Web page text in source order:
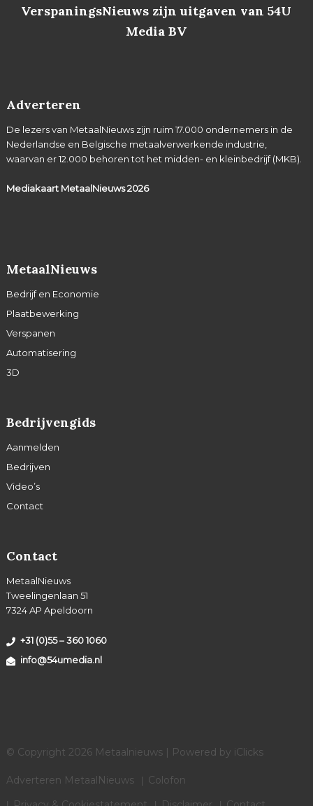
VerspaningsNieuws zijn uitgaven van 54U
Media BV
Adverteren
De lezers van MetaalNieuws zijn ruim 17.000 ondernemers in de
Nederlandse en Belgische metaalverwerkende industrie,
waarvan er 12.000 behoren tot het midden- en kleinbedrijf (MKB).
Mediakaart MetaalNieuws2026
MetaalNieuws
Bedrijf en Economie
Plaatbewerking
Verspanen
Automatisering
3D
Bedrijvengids
Aanmelden
Bedrijven
Video’s
Contact
Contact
MetaalNieuws
Tweelingenlaan 51
7324 AP Apeldoorn
+31 (0)55 – 360 1060
info@54umedia.nl
© Copyright 2026 Metaalnieuws | Powered by iClicks
Adverteren MetaalNieuws
Colofon